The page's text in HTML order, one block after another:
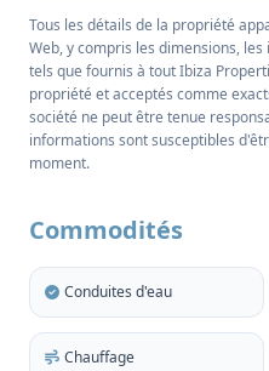
Construite à l'origine en
magnifiquement rénovée
trouve sur un terrain privé
villa comprend six
toutes dotées d'une salle
conditionné et de grands
Au niveau de l'entrée, un
salle à manger et un
accueillante, il est conçu
se prolonge par des
Tous les détails de la propriété
Web, y compris les dimensions,
tels que fournis à tout Ibiza
propriété et acceptés comme
société ne peut être tenue
informations sont susceptibles
moment.
Commodités
Conduites d'eau
Chauffage